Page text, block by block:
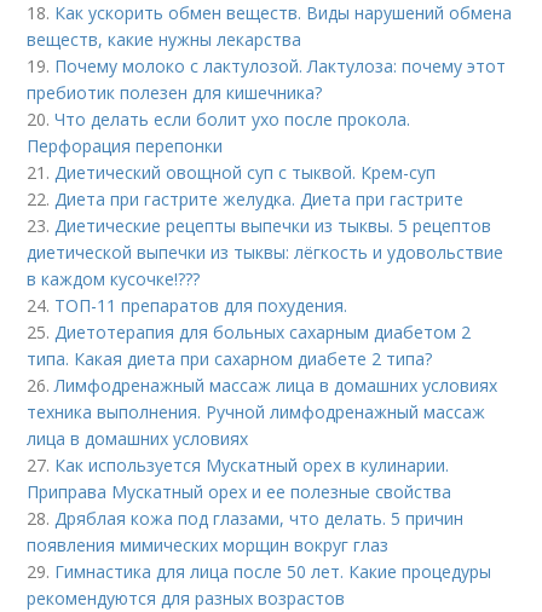
18. Как ускорить обмен веществ. Виды нарушений обмена
веществ, какие нужны лекарства
19. Почему молоко с лактулозой. Лактулоза: почему этот
пребиотик полезен для кишечника?
20.Что делать если болит ухо после прокола.
Перфорация перепонки
21.Диетический овощной суп с тыквой. Крем-суп
22.Диета при гастрите желудка. Диета при гастрите
23.Диетические рецепты выпечки из тыквы. 5 рецептов
диетической выпечки из тыквы: лёгкость и удовольствие
в каждом кусочке!???
24. ТОП-11 препаратов для похудения.
25.Диетотерапия для больных сахарным диабетом 2
типа. Какая диета при сахарном диабете 2 типа?
26.Лимфодренажный массаж лица в домашних условиях
техника выполнения. Ручной лимфодренажный массаж
лица в домашних условиях
27. Как используется Мускатный орех в кулинарии.
Приправа Мускатный орех и ее полезные свойства
28.Дряблая кожа под глазами, что делать. 5 причин
появления мимических морщин вокруг глаз
29. Гимнастика для лица после 50 лет. Какие процедуры
рекомендуются для разных возрастов